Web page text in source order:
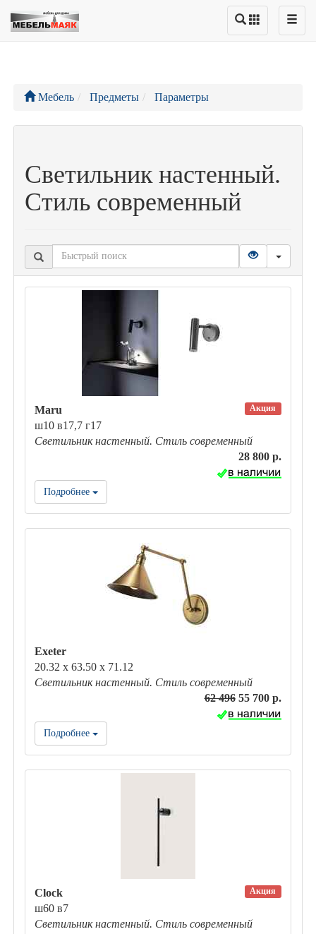
Мебель Предметы Параметры
Светильник настенный.
Стиль современный
Акция
Maru
ш10 в17,7 г17
Светильник настенный. Стиль современный
28 800 р.
Подробнее
Exeter
20.32 x 63.50 x 71.12
Светильник настенный. Стиль современный
62 49655 700 р.
Подробнее
Акция
Clock
ш60 в7
Светильник настенный. Стиль современный